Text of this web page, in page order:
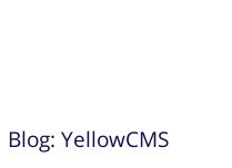
Blog: YellowCMS